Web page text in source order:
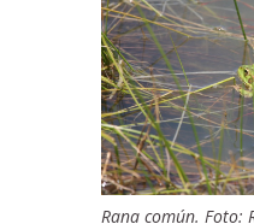
Rana común. Foto: